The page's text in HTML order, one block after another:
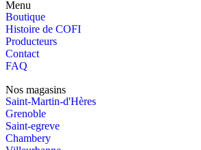
Menu
Boutique
Histoire de COFI
Producteurs
Contact
FAQ
Nos magasins
Saint-Martin-d'Hères
Grenoble
Saint-egreve
Chambery